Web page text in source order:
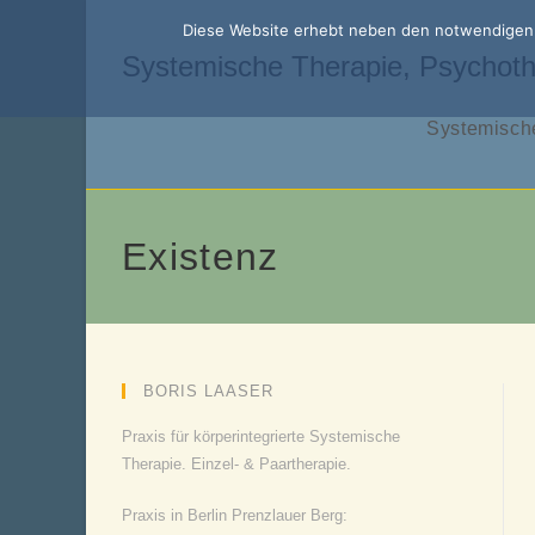
Systemische Therapie,
Existenz
BORIS LAASER
Praxis für körperintegrierte Systemische
Therapie. Einzel- & Paartherapie.
Praxis in Berlin Prenzlauer Berg:
Diese Website erhebt neben den